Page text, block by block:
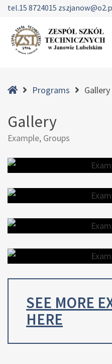
tel.15 8724015
HomePrograms Gallery
Gallery
Example, Groups
SEE MORE
HERE